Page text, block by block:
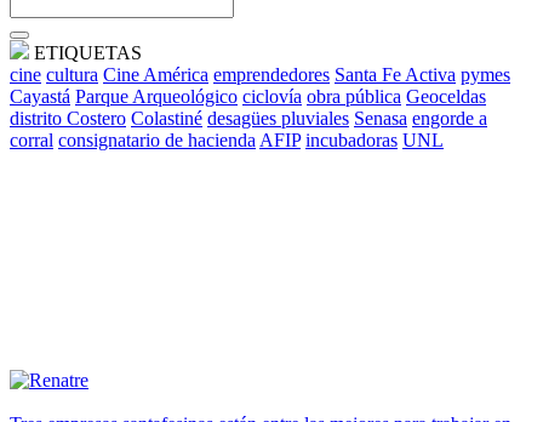
ETIQUETAS
cine cultura Cine América emprendedores Santa Fe Activa pymes
Cayastá Parque Arqueológico ciclovía obra pública Geoceldas
distrito Costero Colastiné desagües pluviales Senasa engorde a
corral consignatario de hacienda AFIP incubadoras UNL